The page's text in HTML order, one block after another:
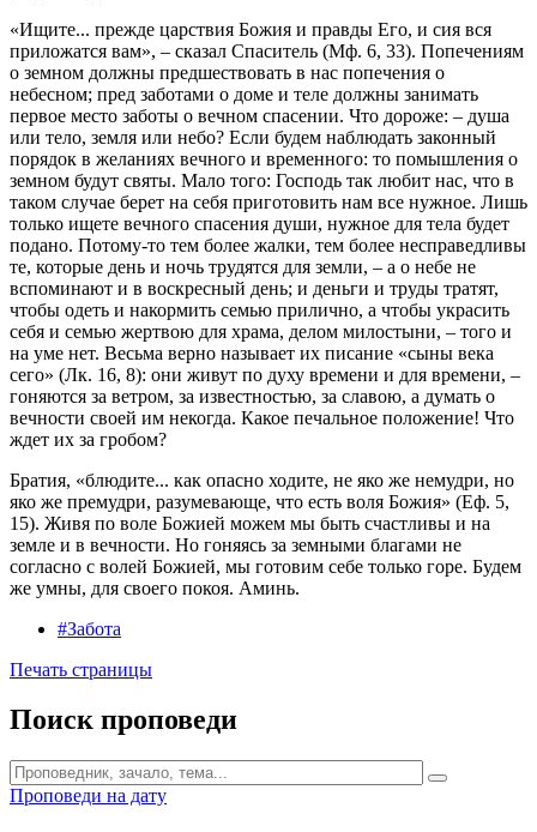
«Ищите... прежде царствия Божия и правды Его, и сия вся
приложатся вам», – сказал Спаситель (Мф. 6, 33). Попечениям
о земном должны предшествовать в нас попечения о
небесном; пред заботами о доме и теле должны занимать
первое место заботы о вечном спасении. Что дороже: – душа
или тело, земля или небо? Если будем наблюдать законный
порядок в желаниях вечного и временного: то помышления о
земном будут святы. Мало того: Господь так любит нас, что в
таком случае берет на себя приготовить нам все нужное. Лишь
только ищете вечного спасения души, нужное для тела будет
подано. Потому-то тем более жалки, тем более несправедливы
те, которые день и ночь трудятся для земли, – а о небе не
вспоминают и в воскресный день; и деньги и труды тратят,
чтобы одеть и накормить семью прилично, а чтобы украсить
себя и семью жертвою для храма, делом милостыни, – того и
на уме нет. Весьма верно называет их писание «сыны века
сего» (Лк. 16, 8): они живут по духу времени и для времени, –
гоняются за ветром, за известностью, за славою, а думать о
вечности своей им некогда. Какое печальное положение! Что
ждет их за гробом?
Братия, «блюдите... как опасно ходите, не яко же немудри, но
яко же премудри, разумевающе, чтo есть воля Божия» (Еф. 5,
15). Живя по воле Божией можем мы быть счастливы и на
земле и в вечности. Но гоняясь за земными благами не
согласно с волей Божией, мы готовим себе только горе. Будем
же умны, для своего покоя. Аминь.
#Забота
Печать страницы
Поиск проповеди
Проповеди на дату